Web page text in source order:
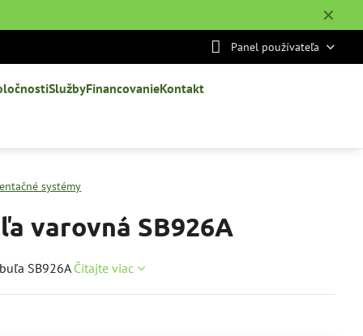
✕
Panel používateľa
SlužbyFinancovanieKontakt
systémy
varovná SB926A
SB926A Čítajte viac